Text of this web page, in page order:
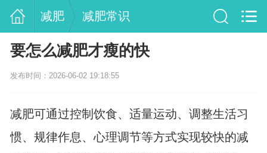
减肥 减肥常识
要怎么减肥才瘦的快
发布时间：2026-06-02 19:18:55
减肥可通过控制饮食、适量运动、调整生活习
惯、规律作息、心理调节等方式实现较快的减